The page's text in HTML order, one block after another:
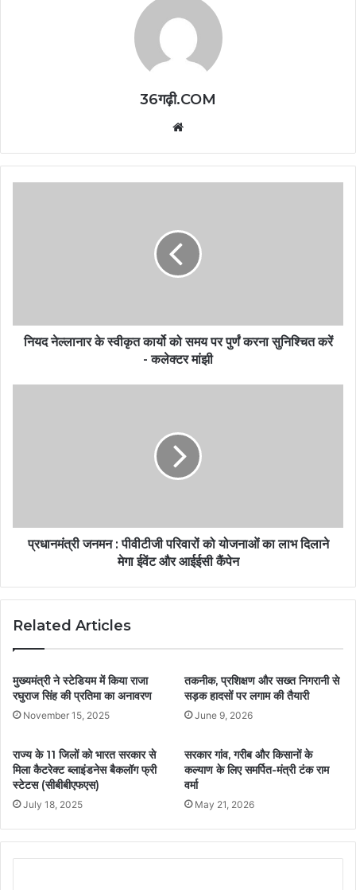
36गढ़ी.COM
नियद नेल्लानार के स्वीकृत कार्यो को समय पर पुर्णं करना सुनिश्चित करें
- कलेक्टर मांझी
प्रधानमंत्री जनमन : पीवीटीजी परिवारों को योजनाओं का लाभ दिलाने
मेगा ईवेंट और आईईसी कैंपेन
Related Articles
मुख्यमंत्री ने स्टेडियम में किया राजा
रघुराज सिंह की प्रतिमा का अनावरण
November 15, 2025
तकनीक, प्रशिक्षण और सख्त निगरानी से
सड़क हादसों पर लगाम की तैयारी
June 9, 2026
राज्य के 11 जिलों को भारत सरकार से
मिला कैटरेक्ट ब्लाइंडनेस बैकलॉग फ्री
स्टेटस (सीबीबीएफएस)
July 18, 2025
सरकार गांव, गरीब और किसानों के
कल्याण के लिए समर्पित-मंत्री टंक राम
वर्मा
May 21, 2026